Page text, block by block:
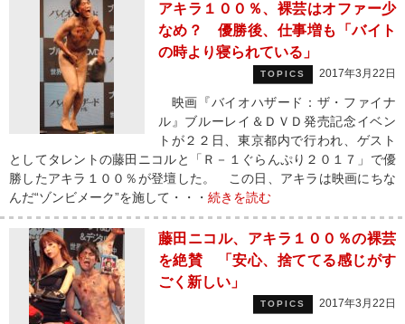
アキラ１００％、裸芸はオファー少
なめ？ 優勝後、仕事増も「バイト
の時より寝られている」
TOPICS 2017年3月22日
映画『バイオハザード：ザ・ファイナ
ル』ブルーレイ＆ＤＶＤ発売記念イベン
トが２２日、東京都内で行われ、ゲスト
としてタレントの藤田ニコルと「Ｒ－１ぐらんぷり２０１７」で優
勝したアキラ１００％が登壇した。 この日、アキラは映画にちな
んだ“ゾンビメーク”を施して・・・ 続きを読む
藤田ニコル、アキラ１００％の裸芸
を絶賛 「安心、捨ててる感じがす
ごく新しい」
TOPICS 2017年3月22日